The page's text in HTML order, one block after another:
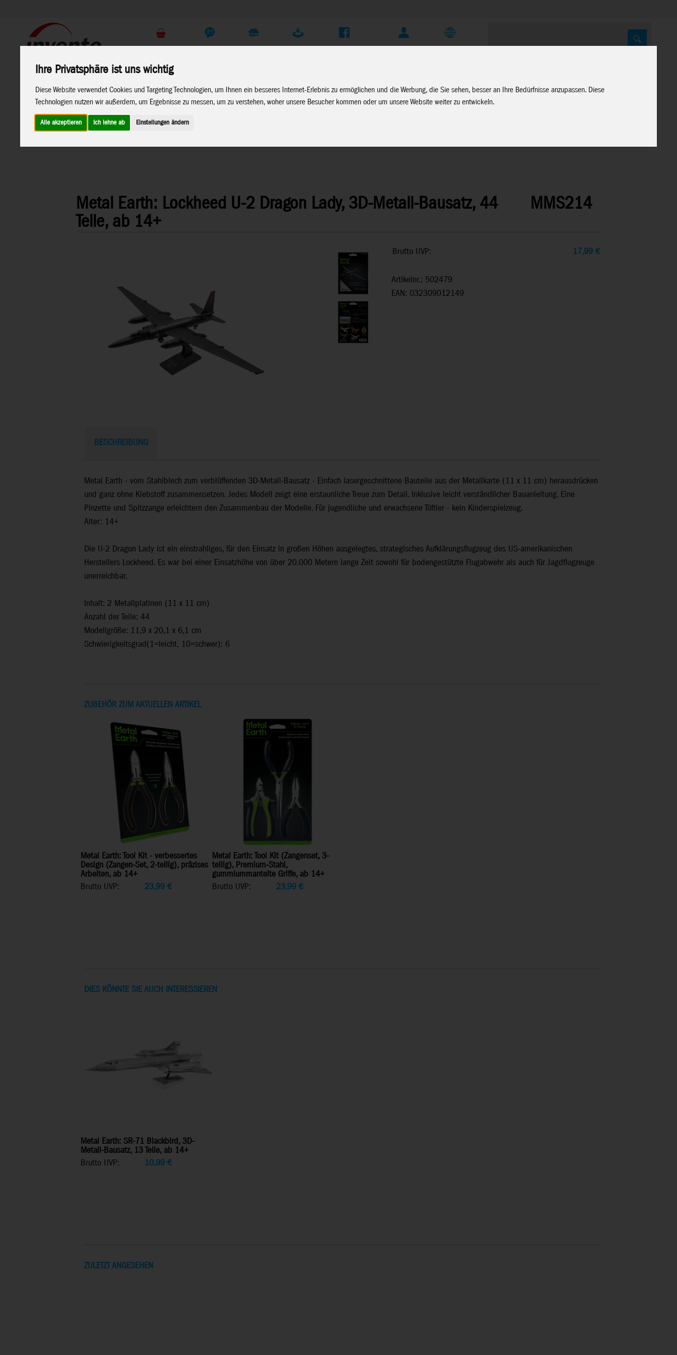
Ihre Privatsphäre ist uns wichtig
Diese Website verwendet Cookies und Targeting Technologien, um Ihnen ein besseres Internet-Erlebnis zu ermöglichen und die Werbung, die Sie sehen, besser an Ihre Bedürfnisse anzupassen. Diese
Technologien nutzen wir außerdem, um Ergebnisse zu messen, um zu verstehen, woher unsere Besucher kommen oder um unsere Website weiter zu entwickeln.
Alle akzeptieren Ich lehne ab Einstellungen ändern
Support Unternehmen Service Soziale Medien Fachhändler Login DE
Home Marken
Home>Spielwaren>Konstruktion
Metal Earth: Lockheed U-2 Dragon Lady, 3D-Metall-Bausatz, 44
Teile, ab 14+
MMS214
Brutto UVP: 17,99€
Artikelnr.: 502479
EAN: 032309012149
BESCHREIBUNG
Metal Earth - vom Stahlblech zum verblüffenden 3D-Metall-Bausatz - Einfach lasergeschnittene Bauteile aus der Metallkarte (11 x 11 cm) herausdrücken
und ganz ohne Klebstoff zusammensetzen. Jedes Modell zeigt eine erstaunliche Treue zum Detail. Inklusive leicht verständlicher Bauanleitung. Eine
Pinzette und Spitzzange erleichtern den Zusammenbau der Modelle. Für jugendliche und erwachsene Tüftler - kein Kinderspielzeug.
Alter: 14+
Die U-2 Dragon Lady ist ein einstrahliges, für den Einsatz in großen Höhen ausgelegtes, strategisches Aufklärungsflugzeug des US-amerikanischen
Herstellers Lockheed. Es war bei einer Einsatzhöhe von über 20.000 Metern lange Zeit sowohl für bodengestützte Flugabwehr als auch für Jagdflugzeuge
unerreichbar.
Inhalt: 2 Metallplatinen (11 x 11 cm)
Anzahl der Teile: 44
Modellgröße: 11,9 x 20,1 x 6,1 cm
Schwierigkeitsgrad(1=leicht, 10=schwer): 6
ZUBEHÖR ZUM AKTUELLEN ARTIKEL
Metal Earth: Tool Kit - verbessertes
Design (Zangen-Set, 2-teilig), präzises
Arbeiten, ab 14+
Brutto UVP:
23,99 €
Metal Earth: Tool Kit (Zangenset, 3-
teilig), Premium-Stahl,
gummiummantelte Griffe, ab 14+
Brutto UVP:
23,99€
DIES KÖNNTE SIE AUCH INTERESSIEREN
Metal Earth: SR-71 Blackbird, 3D-
Metall-Bausatz, 13 Teile, ab 14+
Brutto UVP:
10,99 €
ZULETZT ANGESEHEN